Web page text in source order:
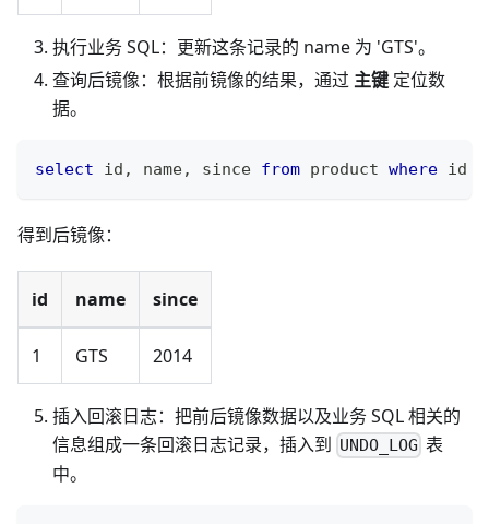
执行业务 SQL：更新这条记录的 name 为 'GTS'。
查询后镜像：根据前镜像的结果，通过 主键 定位数
据。
select id , name, since from product where id
得到后镜像：
id name since
1 GTS 2014
插入回滚日志：把前后镜像数据以及业务 SQL 相关的
信息组成一条回滚日志记录，插入到 UNDO_LOG 表
中。